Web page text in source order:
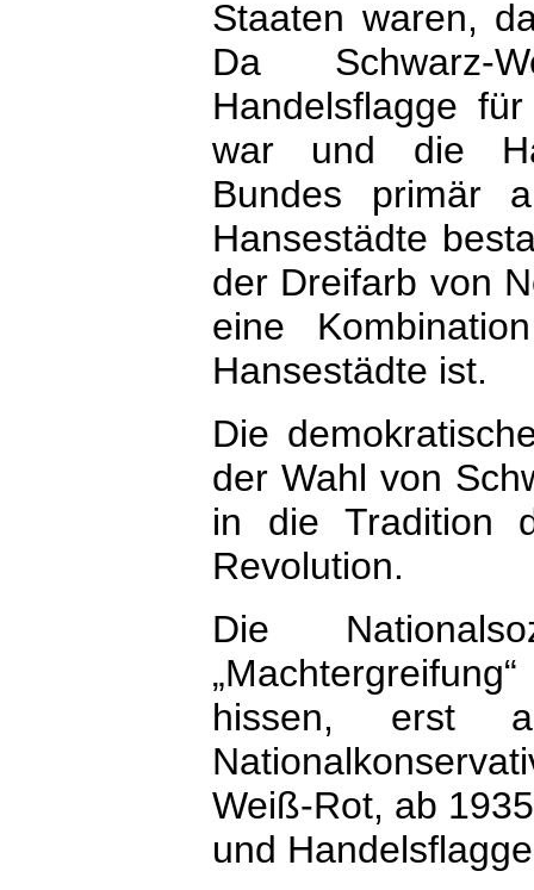
Staaten waren,
Da Schwarz-
Handelsflagge
war und die
Bundes primär
Hansestädte
der Dreifarb von
eine
Hansestädte ist.
Die
der Wahl von
in die Tradition
Revolution.
Die
hissen, erst
Weiß-Rot, ab
und